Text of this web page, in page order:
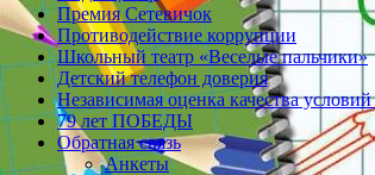
Премия Сетевичок
Противодействие коррупции
Школьный театр «Веселые пальчики»
Детский телефон доверия
Независимая оценка качества
79 лет ПОБЕДЫ
Обратная связь
Анкеты